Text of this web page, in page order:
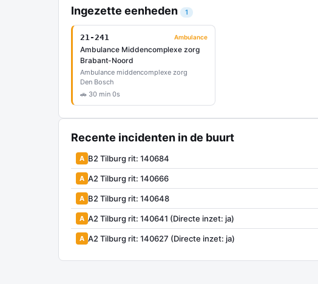
Ingezette eenheden 1
21-241 Ambulance
Ambulance Middencomplexe zorg
Brabant-Noord
Ambulance middencomplexe zorg
Den Bosch
🚗 30 min 0s
Recente incidenten in de buurt
A B2 Tilburg rit: 140684
A A2 Tilburg rit: 140666
A B2 Tilburg rit: 140648
A A2 Tilburg rit: 140641 (Directe inzet: ja)
A A2 Tilburg rit: 140627 (Directe inzet: ja)